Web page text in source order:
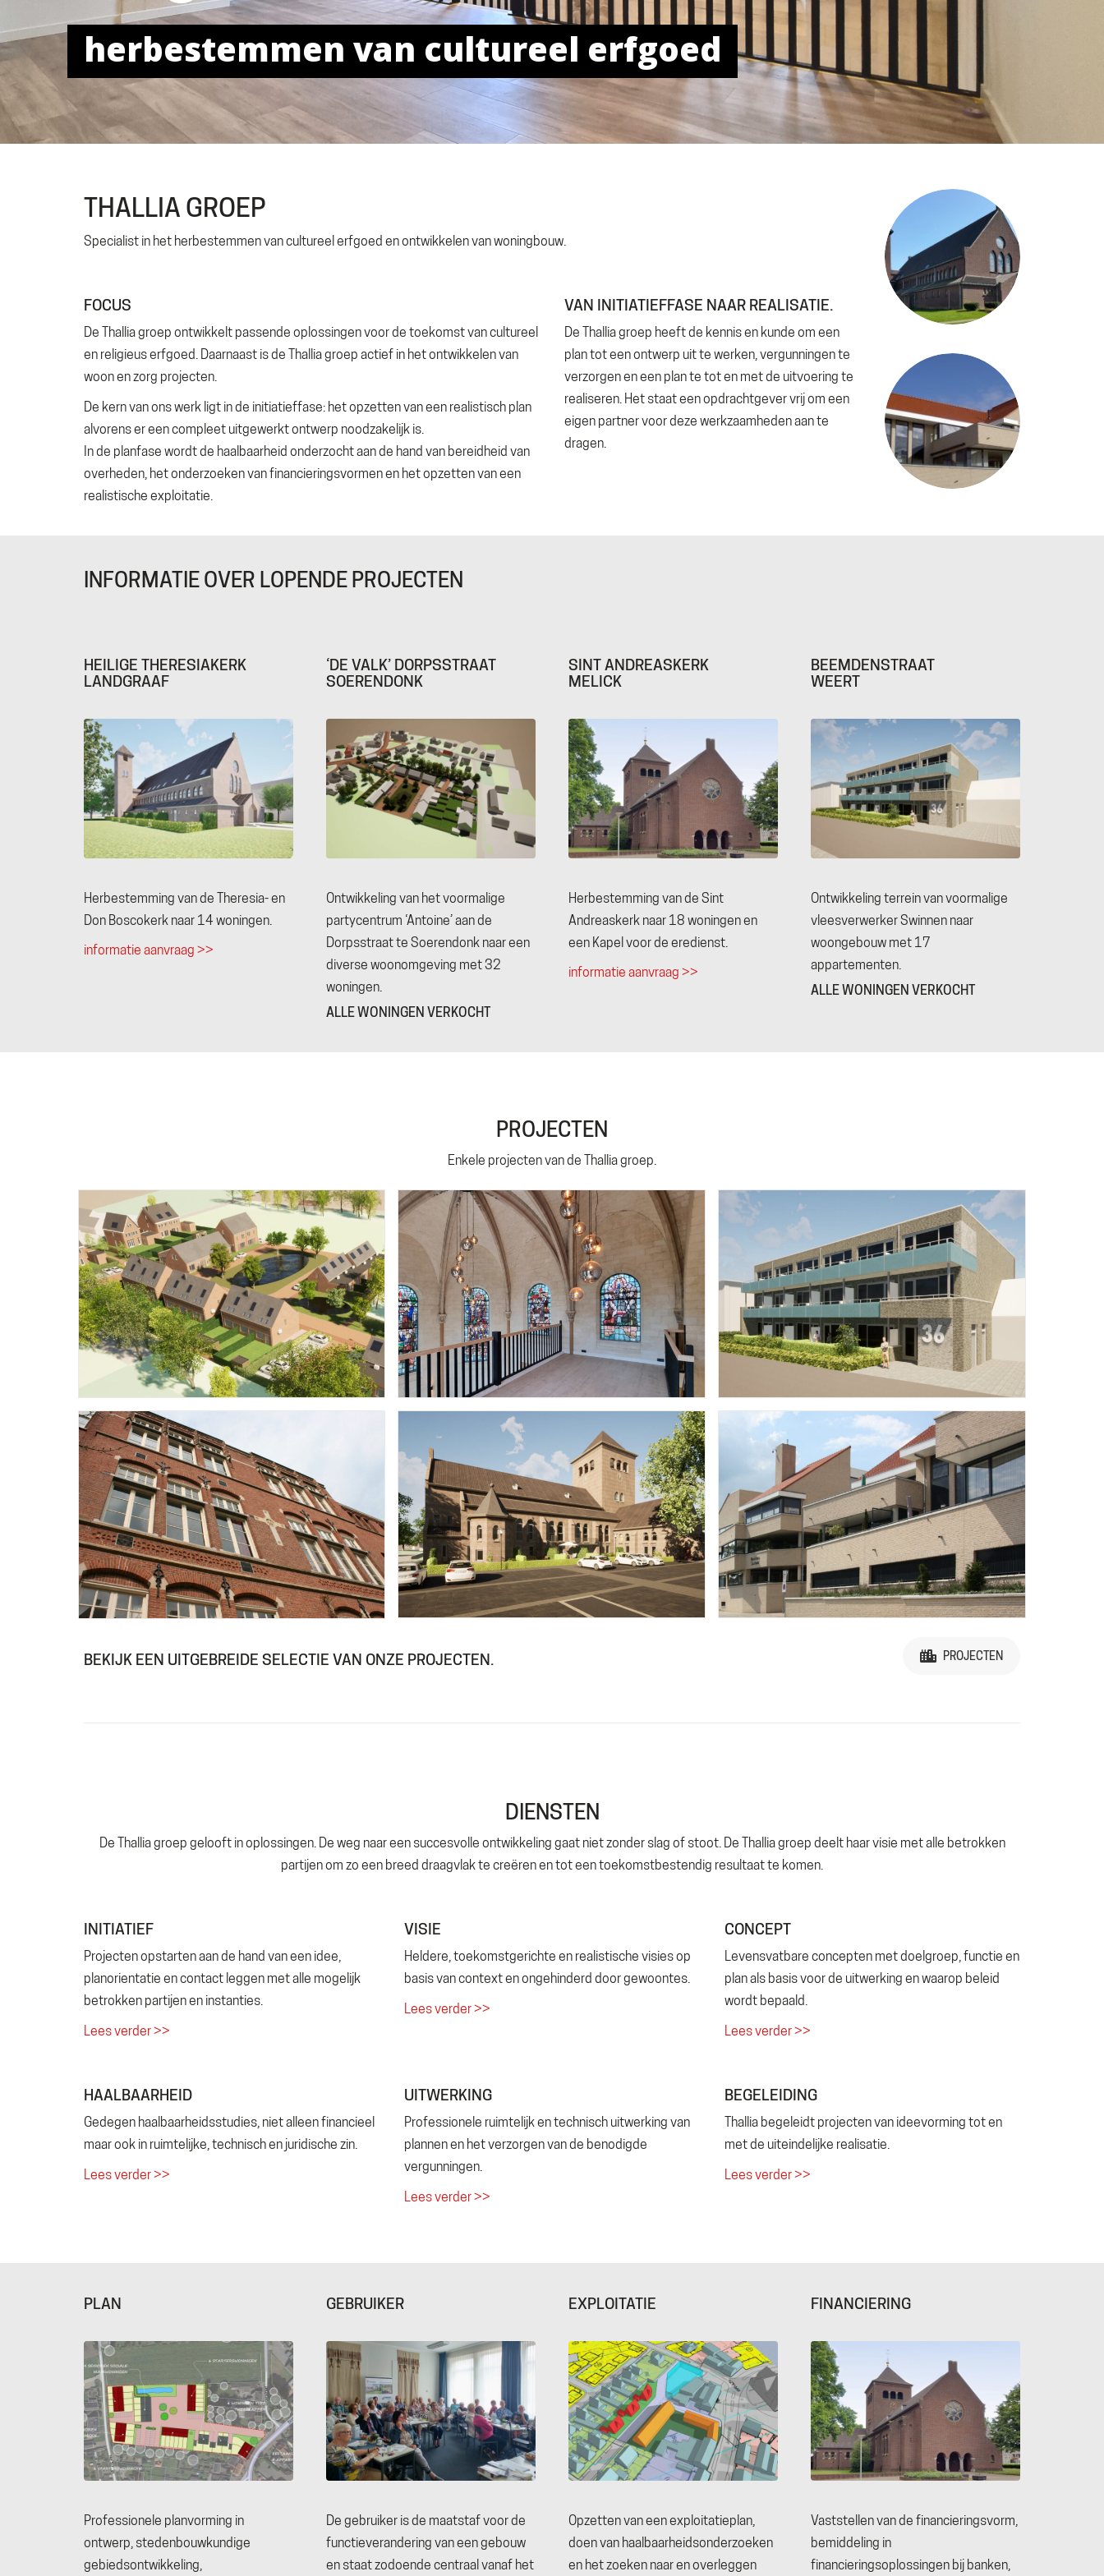
THALLIA GROEP
Specialist in het herbestemmen van cultureel erfgoed en ontwikkelen van woningbouw.
FOCUS
De Thallia groep ontwikkelt passende oplossingen voor de toekomst van cultureel
en religieus erfgoed. Daarnaast is de Thallia groep actief in het ontwikkelen van
woon en zorg projecten.
De kern van ons werk ligt in de initiatieffase: het opzetten van een realistisch plan
alvorens er een compleet uitgewerkt ontwerp noodzakelijk is.
In de planfase wordt de haalbaarheid onderzocht aan de hand van bereidheid van
overheden, het onderzoeken van financieringsvormen en het opzetten van een
realistische exploitatie.
VAN INITIATIEFFASE NAAR REALISATIE.
De Thallia groep heeft de kennis en kunde om een
plan tot een ontwerp uit te werken, vergunningen te
verzorgen en een plan te tot en met de uitvoering te
realiseren. Het staat een opdrachtgever vrij om een
eigen partner voor deze werkzaamheden aan te
dragen.
INFORMATIE OVER LOPENDE PROJECTEN
HEILIGE THERESIAKERK
LANDGRAAF
Herbestemming van de Theresia- en
Don Boscokerk naar 14 woningen.
informatie aanvraag >>
‘DE VALK’ DORPSSTRAAT
SOERENDONK
Ontwikkeling van het voormalige
partycentrum ‘Antoine’ aan de
Dorpsstraat te Soerendonk naar een
diverse woonomgeving met 32
woningen.
ALLE WONINGEN VERKOCHT
SINT ANDREASKERK
MELICK
Herbestemming van de Sint
Andreaskerk naar 18 woningen en
een Kapel voor de eredienst.
informatie aanvraag >>
BEEMDENSTRAAT
WEERT
Ontwikkeling terrein van voormalige
vleesverwerker Swinnen naar
woongebouw met 17
appartementen.
ALLE WONINGEN VERKOCHT
PROJECTEN
Enkele projecten van de Thallia groep.
BEKIJK EEN UITGEBREIDE SELECTIE VAN ONZE PROJECTEN. PROJECTEN
DIENSTEN
De Thallia groep gelooft in oplossingen. De weg naar een succesvolle ontwikkeling gaat niet zonder slag of stoot. De Thallia groep deelt haar visie met alle betrokken
partijen om zo een breed draagvlak te creëren en tot een toekomstbestendig resultaat te komen.
INITIATIEF
Projecten opstarten aan de hand van een idee,
planorientatie en contact leggen met alle mogelijk
betrokken partijen en instanties.
Lees verder >>
VISIE
Heldere, toekomstgerichte en realistische visies op
basis van context en ongehinderd door gewoontes.
Lees verder >>
CONCEPT
Levensvatbare concepten met doelgroep, functie en
plan als basis voor de uitwerking en waarop beleid
wordt bepaald.
Lees verder >>
HAALBAARHEID
Gedegen haalbaarheidsstudies, niet alleen financieel
maar ook in ruimtelijke, technisch en juridische zin.
Lees verder >>
UITWERKING
Professionele ruimtelijk en technisch uitwerking van
plannen en het verzorgen van de benodigde
vergunningen.
Lees verder >>
BEGELEIDING
Thallia begeleidt projecten van ideevorming tot en
met de uiteindelijke realisatie.
Lees verder >>
PLAN
Professionele planvorming in
ontwerp, stedenbouwkundige
gebiedsontwikkeling,
GEBRUIKER
De gebruiker is de maatstaf voor de
functieverandering van een gebouw
en staat zodoende centraal vanaf het
EXPLOITATIE
Opzetten van een exploitatieplan,
doen van haalbaarheidsonderzoeken
en het zoeken naar en overleggen
FINANCIERING
Vaststellen van de financieringsvorm,
bemiddeling in
financieringsoplossingen bij banken,
THALLIA GROEP